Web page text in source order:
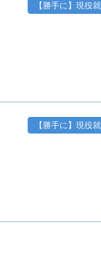
【勝手に】現役
【勝手に】現役